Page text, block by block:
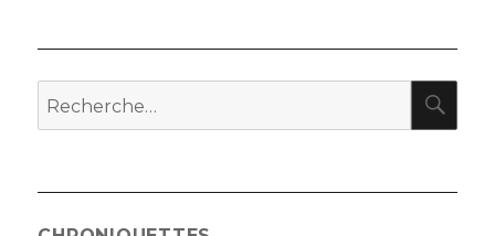
l’article
Recherche
pour